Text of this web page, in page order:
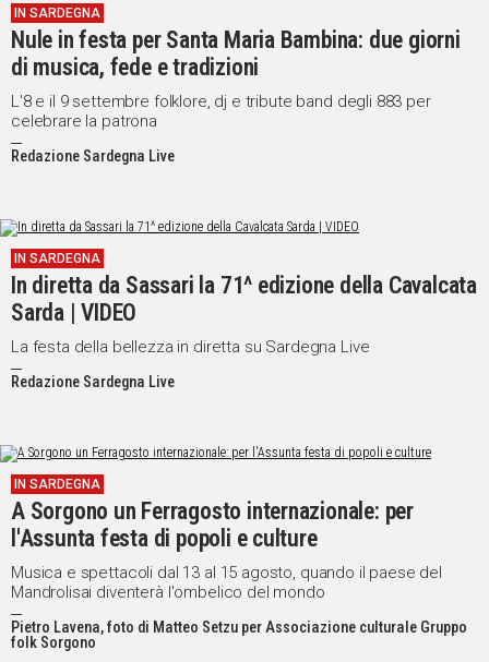
IN SARDEGNA
Nule in festa per Santa Maria Bambina: due giorni
di musica, fede e tradizioni
L'8 e il 9 settembre folklore, dj e tribute band degli 883 per
celebrare la patrona
Redazione Sardegna Live
IN SARDEGNA
In diretta da Sassari la 71^ edizione della Cavalcata
Sarda | VIDEO
La festa della bellezza in diretta su Sardegna Live
Redazione Sardegna Live
IN SARDEGNA
A Sorgono un Ferragosto internazionale: per
l'Assunta festa di popoli e culture
Musica e spettacoli dal 13 al 15 agosto, quando il paese del
Mandrolisai diventerà l'ombelico del mondo
Pietro Lavena, foto di Matteo Setzu per Associazione culturale Gruppo
folk Sorgono